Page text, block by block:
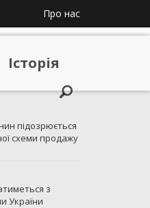
Про нас
Iсторiя
підозрюється
схеми продажу
з
України